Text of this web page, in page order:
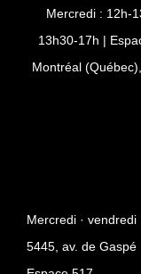
Mercredi : 12h-
13h30-17h |
Montréal
Mercredi · vendredi
5445, av. de Gaspé